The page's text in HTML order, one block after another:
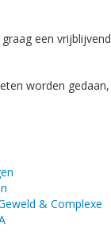
een
worden
& Complexe